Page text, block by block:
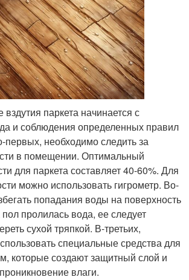
паркета начинается с
и соблюдения определенных правил
первых, необходимо следить за
в помещении. Оптимальный
для паркета составляет 40-60%. Для
можно использовать гигрометр. Во-
попадания воды на поверхность
пролилась вода, ее следует
сухой тряпкой. В-третьих,
специальные средства для
которые создают защитный слой и
влаги.